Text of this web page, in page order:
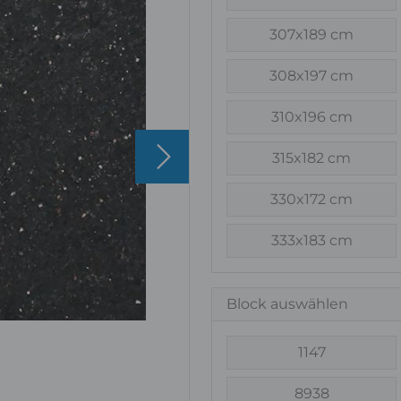
307x189 cm
308x197 cm
310x196 cm
315x182 cm
330x172 cm
333x183 cm
Block auswählen
1147
8938